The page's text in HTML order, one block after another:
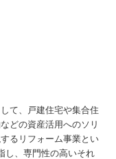
て、戸建住宅や集合住
どの資産活用へのソリ
るリフォーム事業とい
し、専門性の高いそれ